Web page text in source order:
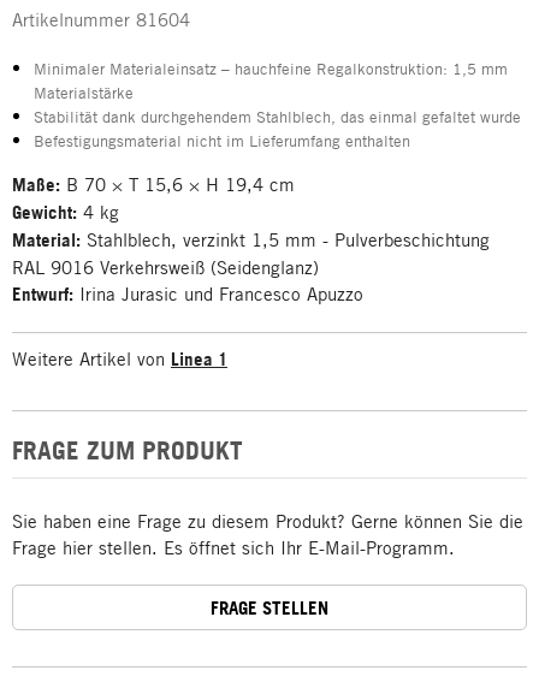
Artikelnummer 81604
Minimaler Materialeinsatz – hauchfeine Regalkonstruktion: 1,5 mm
Materialstärke
Stabilität dank durchgehendem Stahlblech, das einmal gefaltet wurde
Befestigungsmaterial nicht im Lieferumfang enthalten
Maße: B 70 × T 15,6 × H 19,4 cm
Gewicht: 4 kg
Material: Stahlblech, verzinkt 1,5 mm - Pulverbeschichtung
RAL 9016 Verkehrsweiß (Seidenglanz)
Entwurf: Irina Jurasic und Francesco Apuzzo
Weitere Artikel von Linea 1
FRAGE ZUM PRODUKT
Sie haben eine Frage zu diesem Produkt? Gerne können Sie die
Frage hier stellen. Es öffnet sich Ihr E-Mail-Programm.
FRAGE STELLEN